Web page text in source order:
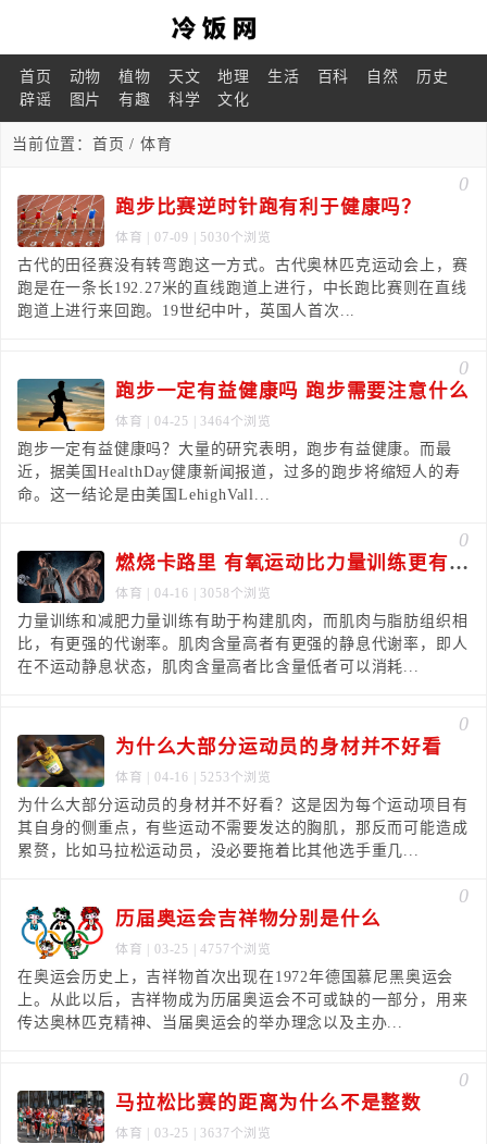
首页 动物 植物 天文 地理 生活 百科 自然
历史
辟谣
图片 有趣 科学 文化
当前位置： 首页 / 体育
0
跑步比赛逆时针跑有利于健康吗？
体育 | 07-09 | 5030个浏览
古代的田径赛没有转弯跑这一方式。古代奥林匹克运动会上，赛
跑是在一条长192.27米的直线跑道上进行，中长跑比赛则在直线
跑道上进行来回跑。19世纪中叶，英国人首次...
0
跑步一定有益健康吗 跑步需要注意什么
体育 | 04-25 | 3464个浏览
跑步一定有益健康吗？大量的研究表明，跑步有益健康。而最
近，据美国HealthDay健康新闻报道，过多的跑步将缩短人的寿
命。这一结论是由美国LehighVall...
0
燃烧卡路里 有氧运动比力量训练更有效吗
体育 | 04-16 | 3058个浏览
力量训练和减肥力量训练有助于构建肌肉，而肌肉与脂肪组织相
比，有更强的代谢率。肌肉含量高者有更强的静息代谢率，即人
在不运动静息状态，肌肉含量高者比含量低者可以消耗...
0
为什么大部分运动员的身材并不好看
体育 | 04-16 | 5253个浏览
为什么大部分运动员的身材并不好看？这是因为每个运动项目有
其自身的侧重点，有些运动不需要发达的胸肌，那反而可能造成
累赘，比如马拉松运动员，没必要拖着比其他选手重几...
0
历届奥运会吉祥物分别是什么
体育 | 03-25 | 4757个浏览
在奥运会历史上，吉祥物首次出现在1972年德国慕尼黑奥运会
上。从此以后，吉祥物成为历届奥运会不可或缺的一部分，用来
传达奥林匹克精神、当届奥运会的举办理念以及主办...
0
马拉松比赛的距离为什么不是整数
体育 | 03-25 | 3637个浏览